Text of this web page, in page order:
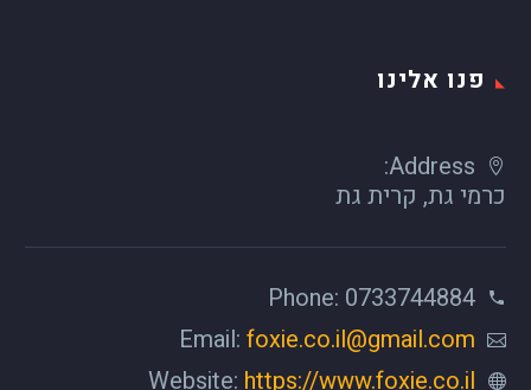
פנו אלינו
Address:
כרמי גת, קרית גת
Phone: 0733744884
Email: foxie.co.il@gmail.com
Website: https://www.foxie.co.il